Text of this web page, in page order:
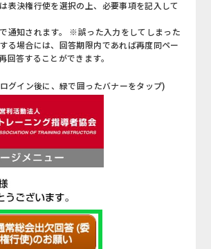
表決権行使を選択の上、必要事項を記入して
通知されます。 ※誤った入力をしてしまった
る場合には、回答期限内であれば再度同ペー
回答することができます。
グイン後に、緑で囲ったバナーをタップ)